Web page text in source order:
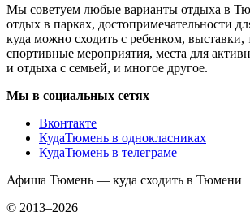
Мы советуем любые варианты отдыха в
отдых в парках, достопримечательности
куда можно сходить с ребенком, выставки,
спортивные мероприятия, места для
и отдыха с семьей, и многое другое.
Мы в социальных сетях
Вконтакте
КудаТюмень в однокласниках
КудаТюмень в телеграме
Афиша Тюмень — куда сходить в Тюмени
© 2013–2026